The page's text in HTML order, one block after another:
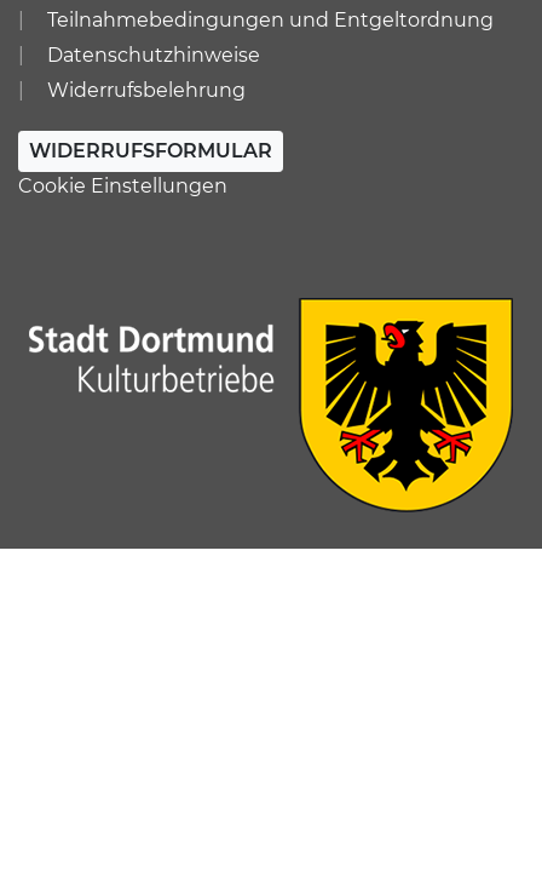
Teilnahmebedingungen und Entgeltordnung
Datenschutzhinweise
Widerrufsbelehrung
WIDERRUFSFORMULAR
Cookie Einstellungen